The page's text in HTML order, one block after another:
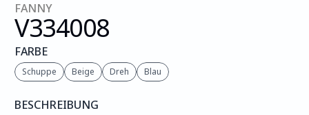
FANNY
V334008
FARBE
Schuppe Beige Dreh Blau
BESCHREIBUNG